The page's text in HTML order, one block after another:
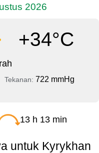
2026
+34°C
Tekanan: 722 mmHg
13 h 13 min
untuk Kyrykhan